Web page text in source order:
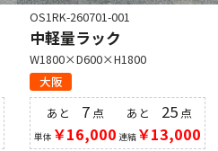
OS1RK-260701-001
中軽量ラック
W1800×D600×H1800
大阪
あと 7 点
単体 ￥16,000
あと 25 点
連結￥13,000